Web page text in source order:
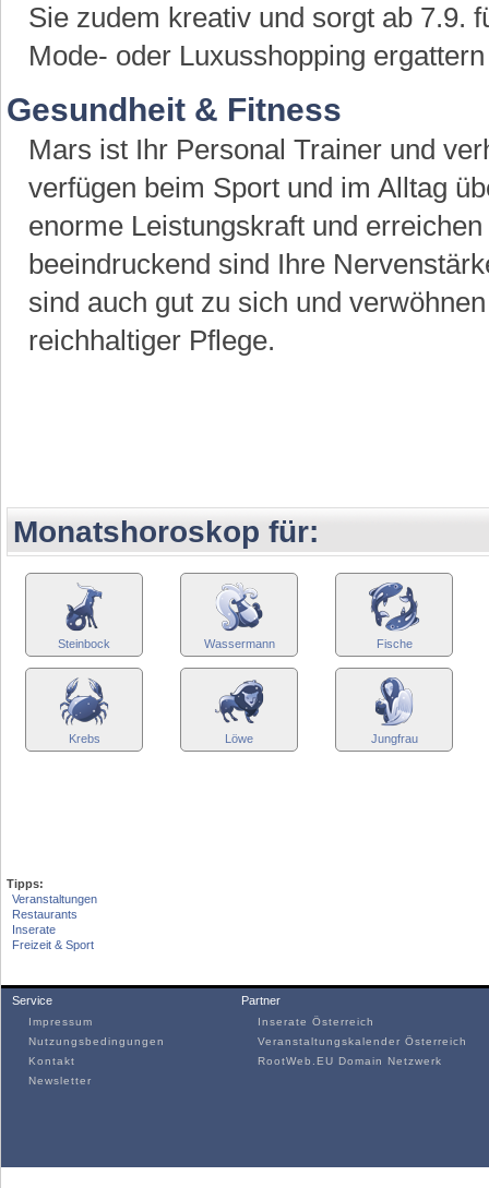
Sie zudem kreativ und sorgt ab 7.9.
Mode- oder Luxusshopping
Gesundheit & Fitness
Mars ist Ihr Personal Trainer und
verfügen beim Sport und im Alltag
enorme Leistungskraft und
beeindruckend sind Ihre
sind auch gut zu sich und
reichhaltiger Pflege.
Monatshoroskop für:
Steinbock Wassermann Fische
Krebs Löwe Jungfrau
Tipps:
Veranstaltungen
Restaurants
Inserate
Freizeit & Sport
Service
Impressum
Nutzungsbedingungen
Kontakt
Newsletter
Partner
Inserate Österreich
Veranstaltungskalender Österreich
RootWeb.EU Domain Netzwerk